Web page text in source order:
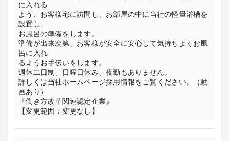
に入れる
よう、お客様宅に訪問し、お部屋の中に当社の軽量浴槽を
設置し、
お風呂の準備をします。
準備が出来次第、お客様が安全に安心して気持ちよくお風
呂に入れ
るようお手伝いをします。
週休二日制、日曜日休み、夜勤もありません。
詳しくは当社ホームページ採用情報をご覧ください。（動
画あり）
『働き方改革関連認定企業』
【変更範囲：変更なし】